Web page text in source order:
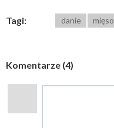
Tagi: danie mięso
Komentarze (4)